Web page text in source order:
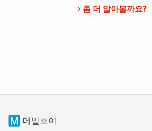
좀 더 알아볼까요?
메일호이